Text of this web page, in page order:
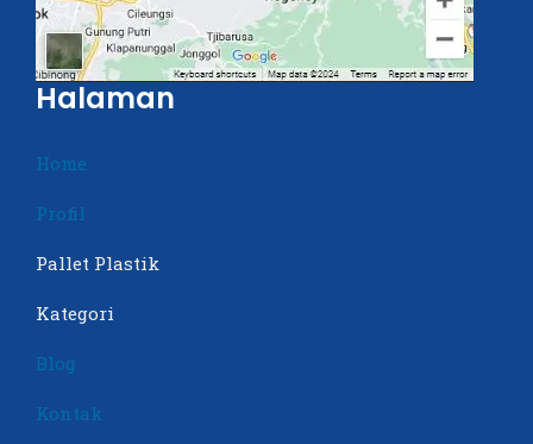
Halaman
Home
Profil
Pallet Plastik
Kategori
Blog
Kontak